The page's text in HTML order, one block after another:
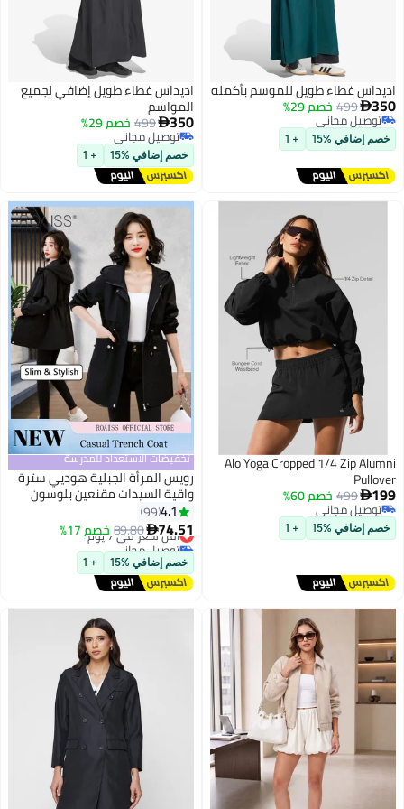
2
اديداس غطاء طويل للموسم بأكمله
350
499 خصم 29%
توصيل مجاني
توصيل مجاني
خصم إضافي %15 + 1
2
اديداس غطاء طويل إضافي لجميع
المواسم
350
499 خصم 29%
توصيل مجاني
توصيل مجاني
خصم إضافي %15 + 1
2
Alo Yoga Cropped 1/4 Zip Alumni
Pullover
199
499 خصم 60%
توصيل مجاني
توصيل مجاني
خصم إضافي %15 + 1
تخفيضات الاستعداد للمدرسة
رويس المرأة الجبلية هوديي سترة
واقية السيدات مقنعين بلوسون
خندق معطف طويل الإناث اصطف
معطف التخسيس المرأة الرمز
البريدي في يندبروف خفيفة الوزن
تنفس معطف قابل للتعديل الخصر
الصلبة الأسود
4.1
99
74.51
89.80خصم 17% أقل سعر في 7 يوم
توصيل مجاني
أقل سعر في 7 يوم
خصم إضافي %15 + 1